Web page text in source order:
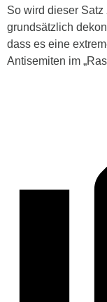
So wird dieser
grundsätzlich
dass es eine
Antisemiten im